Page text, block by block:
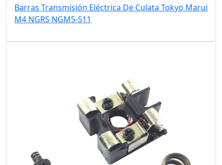
Barras Transmisión Eléctrica De Culata Tokyo Marui
M4 NGRS NGM5-511